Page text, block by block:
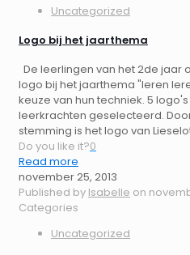
Uncategorized
Logo bij het jaarthema
De leerlingen van het 2de jaar
logo bij het jaarthema "leren
keuze van hun techniek. 5
leerkrachten geselecteerd.
stemming is het logo van
Do you like it?0
Read more
november 25, 2013
Published by Isabelle on
Categories
Uncategorized